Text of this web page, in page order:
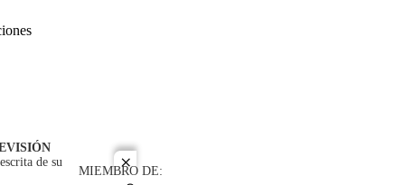
close
de su
MIEMBRO DE: